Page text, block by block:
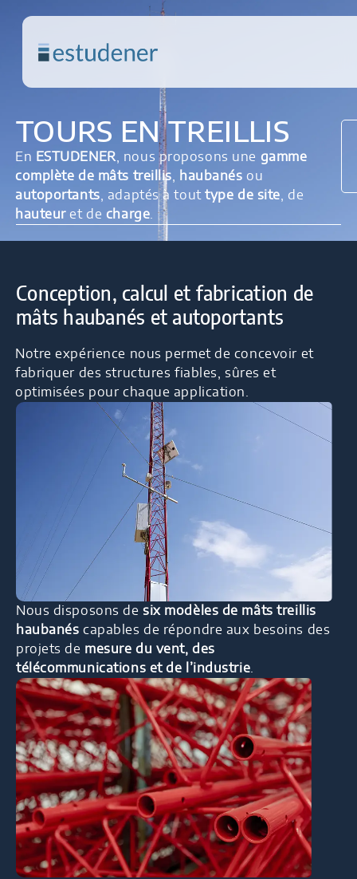
TOURS EN TREILLIS
En ESTUDENER , nous proposons une gamme
complète de mâts treillis
haubanés ou
autoportants , adaptés à touttype de site , de
hauteur et de charge
Conception, calcul et fabrication de
mâts haubanés et autoportants
Notre expérience nous permet de concevoir et
fabriquer des structures fiables, sûres et
optimisées pour chaque application.
Nous disposons desix modèles de mâts treillis
haubanéscapables de répondre aux besoins des
projets de mesure du vent, des
télécommunications et de l’industrie